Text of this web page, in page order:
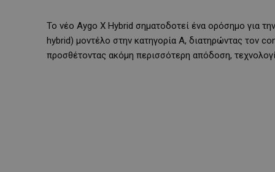
Το νέο Aygo X Hybrid σηματοδοτεί ένα ορόσημο για
hybrid) μοντέλο στην κατηγορία A, διατηρώντας τον
προσθέτοντας ακόμη περισσότερη απόδοση,